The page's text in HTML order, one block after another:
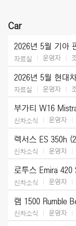
Car
2026년 5월 기아
자료실 운영자
2026년 5월 현대
자료실 운영자
신차소식 운영자
렉서스 ES 350h
신차소식 운영자
로투스 Emira
신차소식 운영자
램 1500 Rumble
신차소식 운영자